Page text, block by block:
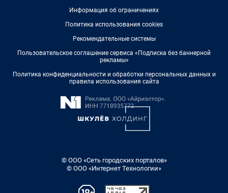
Информация об ограничениях
Политика использования cookies
Рекомендательные системы
Пользовательское соглашение сервиса «Подписка без баннерной
рекламы»
Политика конфиденциальности и обработки персональных данных и
правила использования сайта
© ООО «Сеть городских порталов»
© ООО «Интернет Технологии»